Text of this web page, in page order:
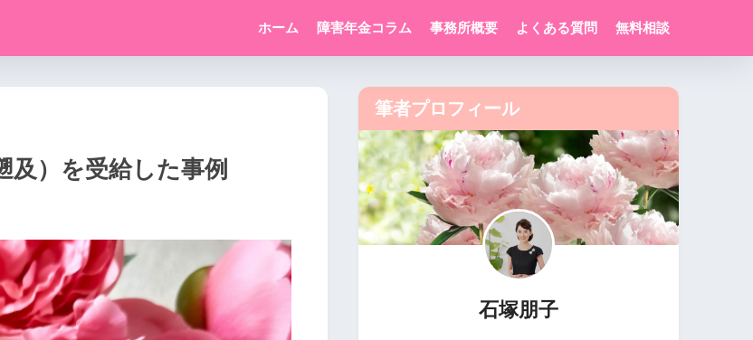
ホーム 障害年金コラム 事務所概要 よくある質問 無料相談
及）を受給した事例
筆者プロフィール
石塚朋子